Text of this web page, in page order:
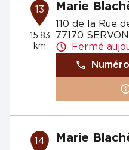
13
15.83
km
Marie
110 de la Rue
77170 SERVON
Fermé
Numéro
14 Marie